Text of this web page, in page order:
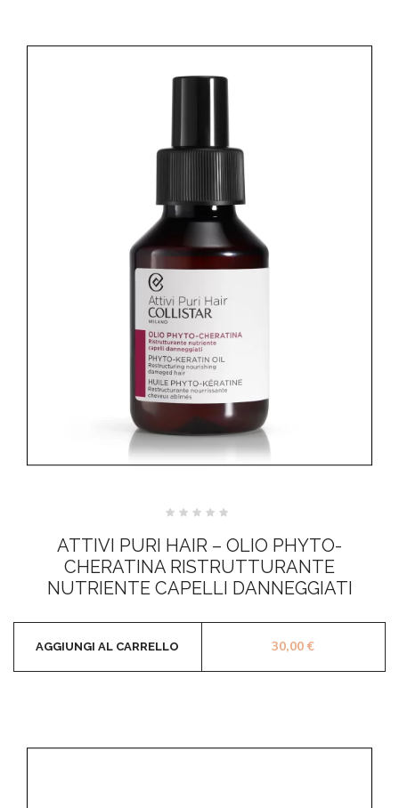
su
5
ATTIVI PURI HAIR – OLIO PHYTO-
CHERATINA RISTRUTTURANTE
NUTRIENTE CAPELLI DANNEGGIATI
30,00€
AGGIUNGI AL CARRELLO